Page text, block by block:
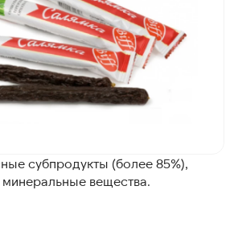
субпродукты (более 85%),
минеральные вещества.